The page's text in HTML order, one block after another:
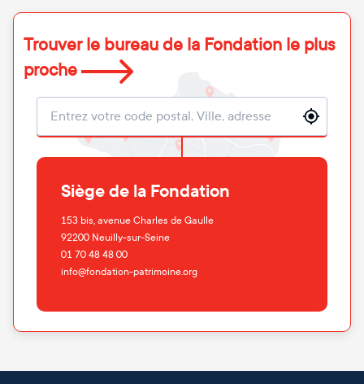
Trouver le bureau de la Fondation le plus
proche
Localisation
Siège de la Fondation
153 bis, avenue Charles de Gaulle
92200 Neuilly-sur-Seine
01 70 48 48 00
info@fondation-patrimoine.org